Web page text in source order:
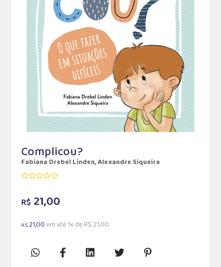
Complicou?
Fabiana Drebel Linden, Alexandre Siqueira
R$ 21,00
R$21,00 em até 1x de R$ 21,00